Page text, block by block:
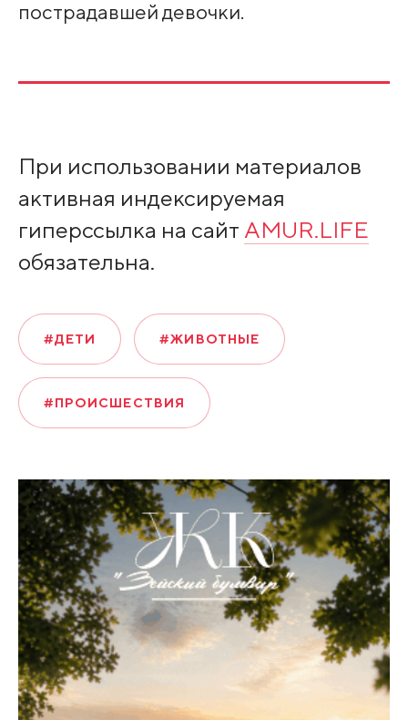
пострадавшей девочки.
При использовании материалов
активная индексируемая
гиперссылка на сайт AMUR.LIFE
обязательна.
#ДЕТИ #ЖИВОТНЫЕ
#ПРОИСШЕСТВИЯ